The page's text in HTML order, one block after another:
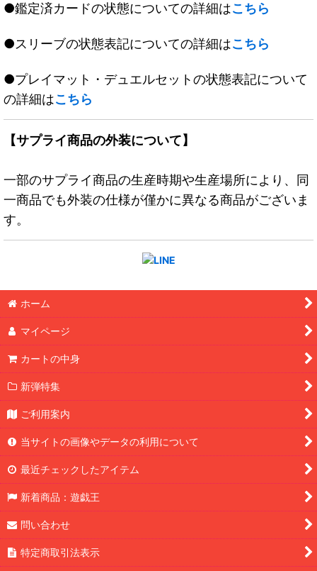
●鑑定済カードの状態についての詳細はこちら
●スリーブの状態表記についての詳細はこちら
●プレイマット・デュエルセットの状態表記について
の詳細はこちら
【サプライ商品の外装について】
一部のサプライ商品の生産時期や生産場所により、同
一商品でも外装の仕様が僅かに異なる商品がございま
す。
ホーム
マイページ
カートの中身
新弾特集
ご利用案内
当サイトの画像やデータの利用について
最近チェックしたアイテム
新着商品：遊戯王
問い合わせ
特定商取引法表示